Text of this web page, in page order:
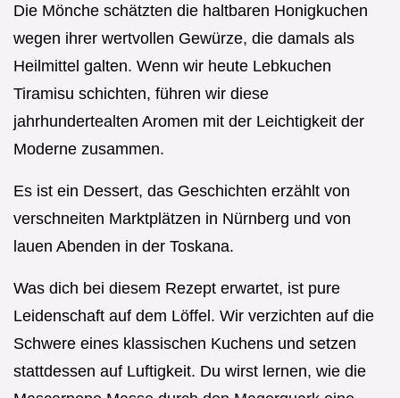
Die Mönche schätzten die haltbaren Honigkuchen
wegen ihrer wertvollen Gewürze, die damals als
Heilmittel galten. Wenn wir heute Lebkuchen
Tiramisu schichten, führen wir diese
jahrhundertealten Aromen mit der Leichtigkeit der
Moderne zusammen.
Es ist ein Dessert, das Geschichten erzählt von
verschneiten Marktplätzen in Nürnberg und von
lauen Abenden in der Toskana.
Was dich bei diesem Rezept erwartet, ist pure
Leidenschaft auf dem Löffel. Wir verzichten auf die
Schwere eines klassischen Kuchens und setzen
stattdessen auf Luftigkeit. Du wirst lernen, wie die